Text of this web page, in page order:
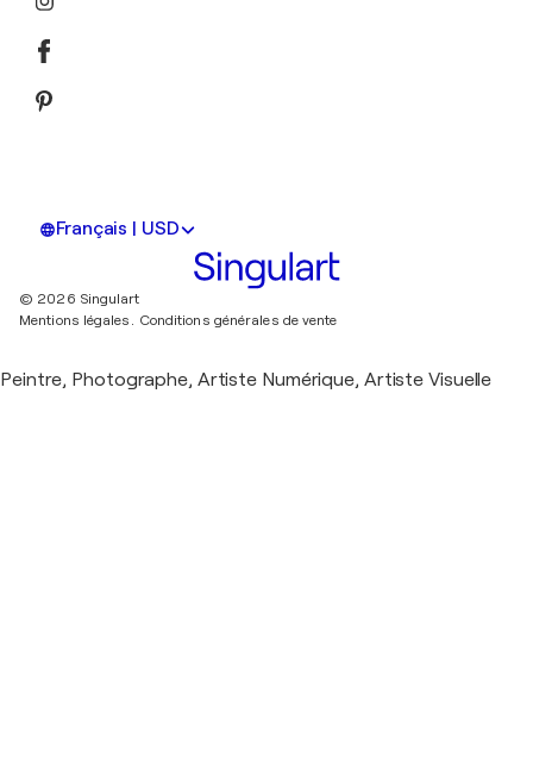
Français | USD
© 2026 Singulart
Mentions légales. Conditions générales de vente
Peintre, Photographe, Artiste Numérique, Artiste Visuelle